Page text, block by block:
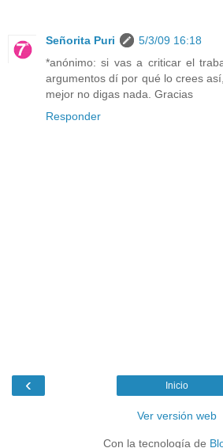
Señorita Puri
5/3/09 16:18
*anónimo: si vas a criticar el
argumentos dí por qué lo crees
mejor no digas nada. Gracias
Responder
‹ Inicio
Ver versión web
Con la tecnología de